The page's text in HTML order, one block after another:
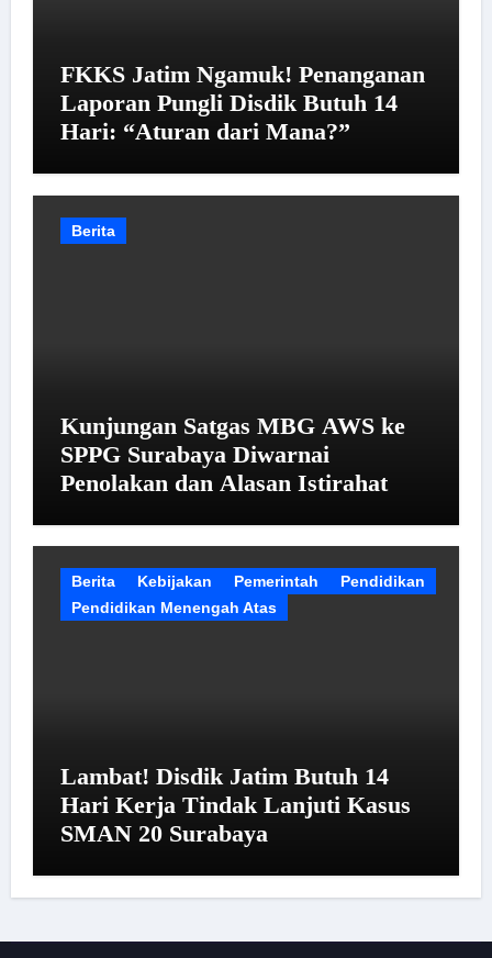
FKKS Jatim Ngamuk! Penanganan
Laporan Pungli Disdik Butuh 14
Hari: “Aturan dari Mana?”
Berita
Kunjungan Satgas MBG AWS ke
SPPG Surabaya Diwarnai
Penolakan dan Alasan Istirahat
Berita Kebijakan Pemerintah
Pendidikan
Pendidikan Menengah Atas
Lambat! Disdik Jatim Butuh 14
Hari Kerja Tindak Lanjuti Kasus
SMAN 20 Surabaya